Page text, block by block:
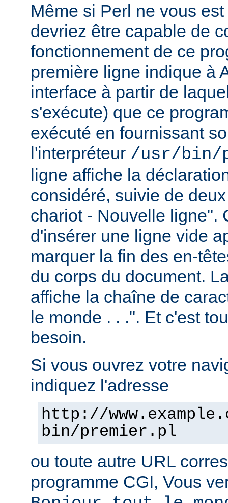
Même si Perl ne vous
devriez être capable de
fonctionnement de ce
première ligne indique à
interface à partir de
s'exécute) que ce
exécuté en fournissant
l'interpréteur /usr/bin/
ligne affiche la
considéré, suivie de
chariot - Nouvelle ligne".
d'insérer une ligne vide
marquer la fin des en-
du corps du document.
affiche la chaîne de
le monde . . .". Et c'est
besoin.
Si vous ouvrez votre
indiquez l'adresse
http://
bin/premier.pl
ou toute autre URL
programme CGI, Vous